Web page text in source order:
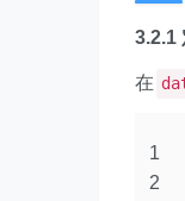
3.2.1
在
1
2